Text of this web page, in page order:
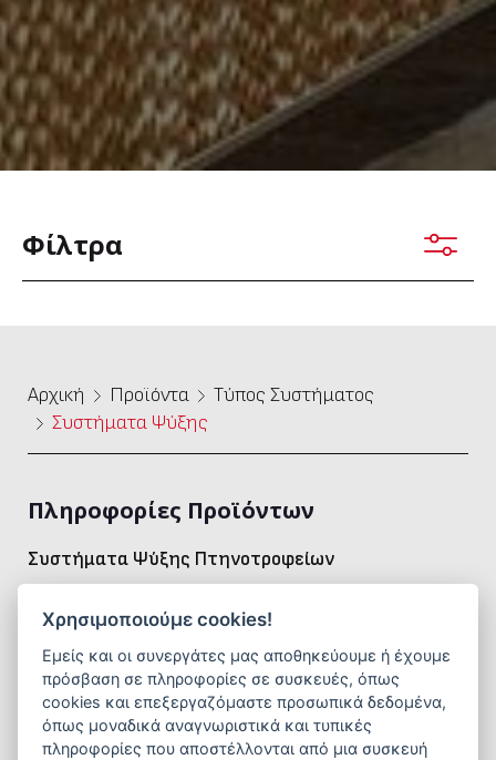
Φίλτρα
Αρχική Προϊόντα
Τύπος Συστήματος
Συστήματα Ψύξης
Πληροφορίες Προϊόντων
Συστήματα Ψύξης Πτηνοτροφείων
σταθερής θερμοκρασίαςκαιιδανικού
μικροκλίματοςμέσα στο πτηνοτροφείο. Τα σύγχρονα
συστήματα ψύξηςπου προσφέρει η εταιρεία μας
εξασφαλίζουν ομοιόμορφη ροή αέρα,απομάκρυνση
θερμότηταςκαιμείωση θερμικού στρες,
Χρησιμοποιούμε cookies!
Εμείς και οι συνεργάτες μας αποθηκεύουμε ή έχουμε
πρόσβαση σε πληροφορίες σε συσκευές, όπως
cookies και επεξεργαζόμαστε προσωπικά δεδομένα,
όπως μοναδικά αναγνωριστικά και τυπικές
πληροφορίες που αποστέλλονται από μια συσκευή